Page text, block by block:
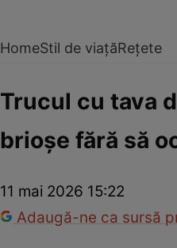
HomeStil de viațăRețete
Trucul cu tava
brioșe fără să
11 mai 2026 15:22
Adaugă-ne ca sursă